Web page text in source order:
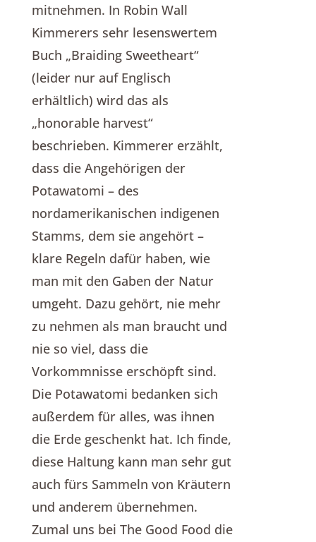
mitnehmen. In Robin Wall
Kimmerers sehr lesenswertem
Buch „Braiding Sweetheart“
(leider nur auf Englisch
erhältlich) wird das als
„honorable harvest“
beschrieben. Kimmerer erzählt,
dass die Angehörigen der
Potawatomi – des
nordamerikanischen indigenen
Stamms, dem sie angehört –
klare Regeln dafür haben, wie
man mit den Gaben der Natur
umgeht. Dazu gehört, nie mehr
zu nehmen als man braucht und
nie so viel, dass die
Vorkommnisse erschöpft sind.
Die Potawatomi bedanken sich
außerdem für alles, was ihnen
die Erde geschenkt hat. Ich finde,
diese Haltung kann man sehr gut
auch fürs Sammeln von Kräutern
und anderem übernehmen.
Zumal uns bei The Good Food die